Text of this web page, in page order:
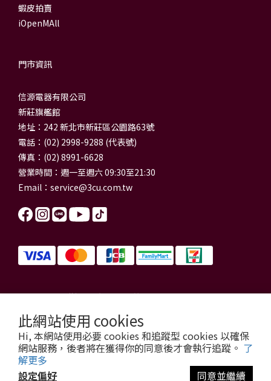
此網站使用 cookies
Hi, 本網站使用必要 cookies 和追蹤型 cookies 以確保
網站服務，後者將在獲得你的同意後才會執行追蹤。 了
解更多
設定偏好
同意並繼續
蝦皮拍賣
iOpenMAll
門市資訊
信源電器有限公司
新莊旗艦館
地址：242 新北市新莊區公園路63號
電話：(02) 2998-9288 (代表號)
傳真：(02) 8991-6628
營業時間：週一至週六 09:30至21:30
Email： service@3cu.com.tw
信源電器有限公司 統一編號：84179325
信源電器 版權所有
copyright © 2026 3cu.com.tw All Rights Reserved.